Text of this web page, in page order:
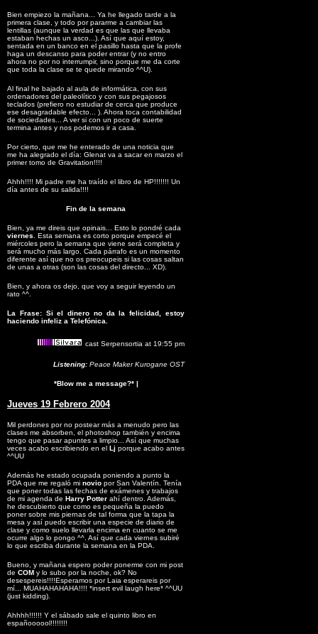
Bien empiezo la mañana... Ya he llegado tarde a la
primera clase, y todo por pararme a cambiar las
lentillas (aunque la verdad es que las que llevaba
estaban hechas un asco...). Así que aquí estoy,
sentada en un banco en el pasillo hasta que la profe
haga un descanso para poder entrar (y no entro
ahora no por no interrumpir, sino porque me da corte
que toda la clase se te quede mirando ^^U).
Al final he bajado al aula de informática, con sus
ordenadores del paleolítico y con sus pegajosos
teclados (prefiero no estudiar de cerca que produce
ese desagradable efecto... ). Ahora toca contabilidad
de sociedades... A ver si con un poco de suerte
termina antes y nos podemos ir a casa.
Por cierto, que me he enterado de una noticia que
me ha alegrado el día: Glenat va a sacar en marzo el
primer tomo de Gravitation!!!!
Ahhh!!!! Mi padre me ha traído el libro de HP!!!!!!! Un
día antes de su salida!!!!
Fin de la semana
Bien, ya me direis que opinais... Esto lo pondré cada
viernes . Esta semana es corto porque empecé el
miércoles pero la semana que viene será completa y
será mucho más largo. Cada párrafo es un momento
diferente así que no os preocupeis si las cosas saltan
de unas a otras (son las cosas del directo... XD).
Bien, y ahora os dejo, que voy a seguir leyendo un
rato ^^.
La Frase: Si el dinero no da la felicidad, estoy
haciendo infeliz a Telefónica.
cast Serpensortia at 19:55 pm
Listening: Peace Maker Kurogane OST
*Blow me a message?* |
Jueves 19 Febrero 2004
Mil perdones por no postear más a menudo pero las
clases me absorben, el photoshop también y encima
tengo que pasar apuntes a limpio... Así que muchas
veces acabo escribiendo en el Lj porque acabo antes
^^UU
Además he estado ocupada poniendo a punto la
PDA que me regaló mi novio por San Valentín. Tenía
que poner todas las fechas de exámenes y trabajos
de mi agenda de Harry Potter ahí dentro. Además,
he descubierto que como es pequeña la puedo
poner sobre mis piernas de tal forma que la tapa la
mesa y así puedo escribir una especie de diario de
clase y como suelo llevarla encima en cuanto se me
ocurre algo lo pongo ^^. Así que cada viernes subiré
lo que escriba durante la semana en la PDA.
Bueno, y mañana espero poder ponerme con mi post
de COM y lo subo por la noche, ok? No
desespereis!!!!Esperamos por Laia esperareis por
mí... MUAHAHAHAHA!!!! *insert evil laugh here* ^^UU
(just kidding).
Ahhhh!!!!!! Y el sábado sale el quinto libro en
españoooool!!!!!!!!